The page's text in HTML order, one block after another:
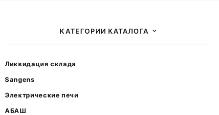
КАТЕГОРИИ КАТАЛОГА
Ликвидация склада
Sangens
Электрические печи
АБАШ